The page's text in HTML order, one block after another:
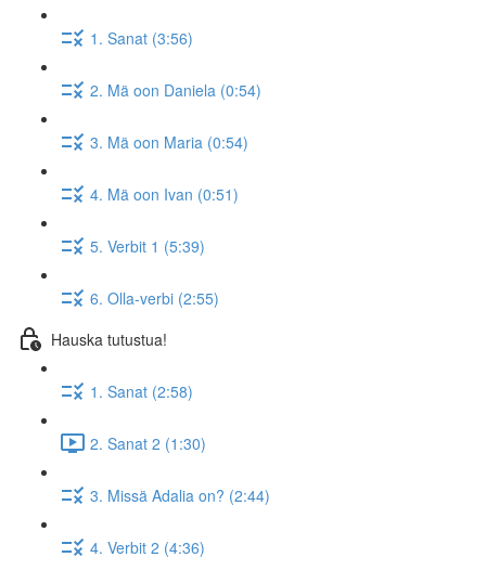
1. Sanat (3:56)
2. Mä oon Daniela (0:54)
3. Mä oon Maria (0:54)
4. Mä oon Ivan (0:51)
5. Verbit 1 (5:39)
6. Olla-verbi (2:55)
Hauska tutustua!
1. Sanat (2:58)
2. Sanat 2 (1:30)
3. Missä Adalia on? (2:44)
4. Verbit 2 (4:36)